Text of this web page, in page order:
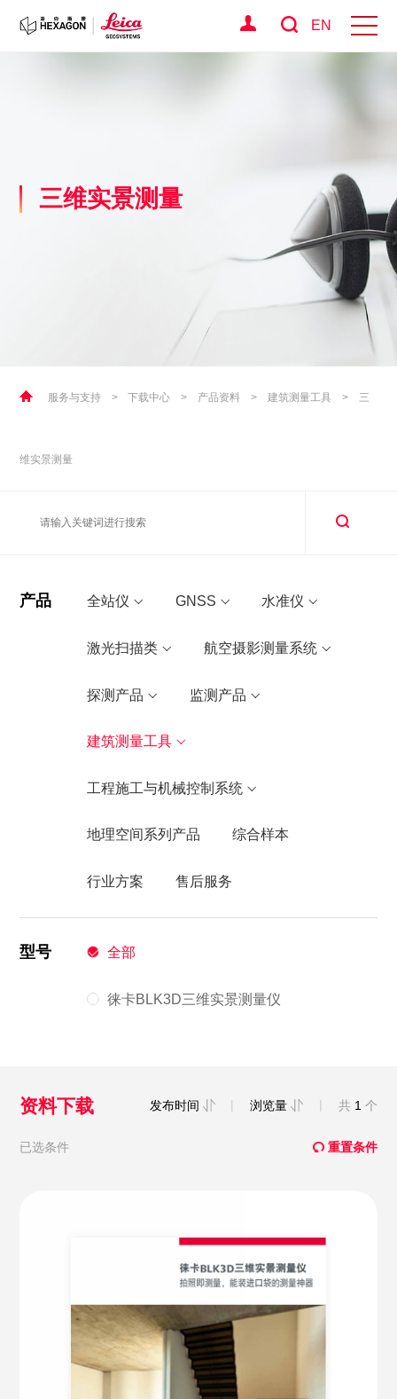
EN
三维实景测量
服务与支持 > 下载中心 > 产品资料 > 建筑测量工具 > 三
维实景测量
产品 全站仪 GNSS 水准仪
激光扫描类 航空摄影测量系统
探测产品 监测产品
建筑测量工具
工程施工与机械控制系统
地理空间系列产品 综合样本
行业方案 售后服务
型号 全部
徕卡BLK3D三维实景测量仪
资料下载 发布时间 | 浏览量 | 共 1个
已选条件 重置条件